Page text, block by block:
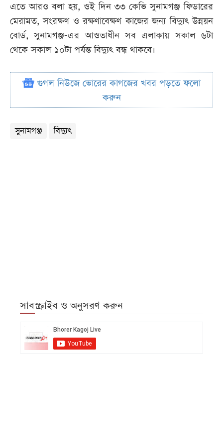
এতে আরও বলা হয়, ওই দিন ৩৩ কেভি সুনামগঞ্জ ফিডারের
মেরামত, সংরক্ষণ ও রক্ষণাবেক্ষণ কাজের জন্য বিদ্যুৎ উন্নয়ন
বোর্ড, সুনামগঞ্জ-এর আওতাধীন সব এলাকায় সকাল ৬টা
থেকে সকাল ১০টা পর্যন্ত বিদ্যুৎ বন্ধ থাকবে।
গুগল নিউজে ভোরের কাগজের খবর পড়তে ফলো
করুন
সুনামগঞ্জ বিদ্যুৎ
সাবস্ক্রাইব ও অনুসরণ করুন